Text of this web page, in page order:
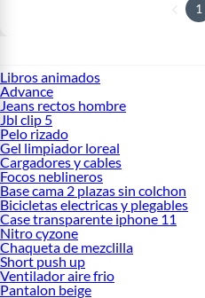
1
Libros animados
Advance
Jeans rectos hombre
Jbl clip 5
Pelo rizado
Gel limpiador loreal
Cargadores y cables
Focos neblineros
Base cama 2 plazas sin colchon
Bicicletas electricas y plegables
Case transparente iphone 11
Nitro cyzone
Chaqueta de mezclilla
Short push up
Ventilador aire frio
Pantalon beige